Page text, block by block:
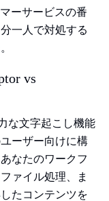
ーサービスの番
一人で対処する
。
vs
な文字起こし機能
ーザー向けに構
なたのワークフ
ァイル処理、ま
たコンテンツを